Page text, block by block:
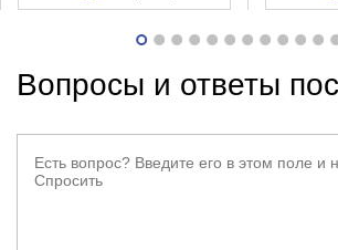
Вопросы и ответы